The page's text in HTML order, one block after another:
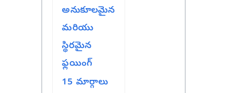
అనుకూలమైన
మరియు
స్థిరమైన
ఫ్లయింగ్
15 మార్గాలు